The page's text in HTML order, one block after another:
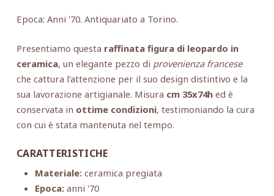
Epoca: Anni '70. Antiquariato a Torino.
Presentiamo questa raffinata figura di leopardo in
ceramica, un elegante pezzo di provenienza francese
che cattura l'attenzione per il suo design distintivo e la
sua lavorazione artigianale. Misura cm 35x74hed è
conservata in ottime condizioni, testimoniando la cura
con cui è stata mantenuta nel tempo.
CARATTERISTICHE
Materiale:ceramica pregiata
Epoca:anni '70